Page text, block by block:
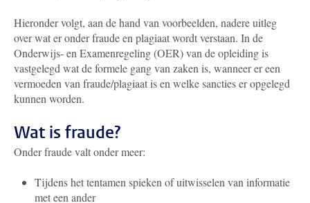
Hieronder volgt, aan de hand van voorbeelden, nadere uitleg
over wat er onder fraude en plagiaat wordt verstaan. In de
Onderwijs- en Examenregeling (OER) van de opleiding is
vastgelegd wat de formele gang van zaken is, wanneer er een
vermoeden van fraude/plagiaat is en welke sancties er opgelegd
kunnen worden.
Wat is fraude?
Onder fraude valt onder meer:
Tijdens het tentamen spieken of uitwisselen van informatie
met een ander